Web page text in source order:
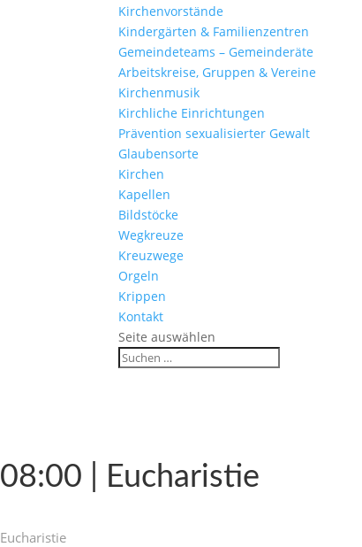
Kirchen­vor­stände
Kinder­gärten & Familienzentren
Gemein­de­teams – Gemeinderäte
Arbeits­kreise, Gruppen & Vereine
Kirchen­musik
Kirch­liche Einrichtungen
Präven­tion sexua­li­sierter Gewalt
Glau­ben­s­orte
Kirchen
Kapellen
Bild­stöcke
Wegkreuze
Kreuz­wege
Orgeln
Krippen
Kontakt
Seite auswählen
08:00 | Eucharistie
Eucha­ristie